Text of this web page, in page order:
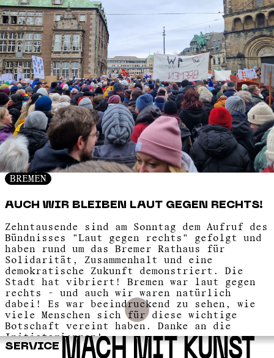
SERVICE
BREMEN
AUCH WIR BLEIBEN LAUT GEGEN RECHTS!
Zehntausende sind am Sonntag dem Aufruf des
Bündnisses "Laut gegen rechts" gefolgt und
haben rund um das Bremer Rathaus für
Solidarität, Zusammenhalt und eine
demokratische Zukunft demonstriert. Die
Stadt hat vibriert! Bremen war laut gegen
rechts - und auch wir waren natürlich
dabei! Es war beeindruckend zu sehen, wie
viele Menschen sich für diese wichtige
Botschaft vereint haben. Danke an die
Initiatori:nnen!